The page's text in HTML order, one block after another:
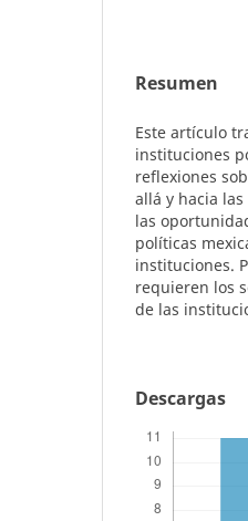
Resumen
Este artículo
instituciones
reflexiones
allá y hacia
las
políticas
instituciones.
requieren los
de las
Descargas